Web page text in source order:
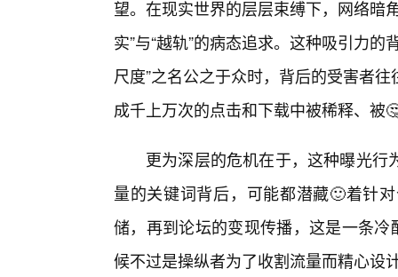
望。在现实世界的层层束缚下，网络暗
实”与“越轨”的病态追求。这种吸引力
尺度”之名公之于众时，背后的受害者
成千上万次的点击和下载中被稀释、被
更为深层的危机在于，这种曝光
量的关键词背后，可能都潜藏🙂着针
储，再到论坛的变现传播，这是一条
候不过是操纵者为了收割流量而精心设